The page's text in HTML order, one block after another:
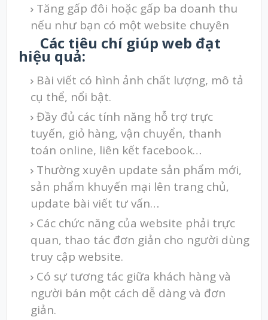
Tăng gấp đôi hoặc gấp ba doanh thu
nếu như bạn có một website chuyên
Các tiêu chí giúp web đạt
hiệu quả:
Bài viết có hình ảnh chất lượng, mô tả
cụ thể, nổi bật.
Đầy đủ các tính năng hỗ trợ trực
tuyến, giỏ hàng, vận chuyển, thanh
toán online, liên kết facebook…
Thường xuyên update sản phẩm mới,
sản phẩm khuyến mại lên trang chủ,
update bài viết tư vấn…
Các chức năng của website phải trực
quan, thao tác đơn giản cho người dùng
truy cập website.
Có sự tương tác giữa khách hàng và
người bán một cách dễ dàng và đơn
giản.